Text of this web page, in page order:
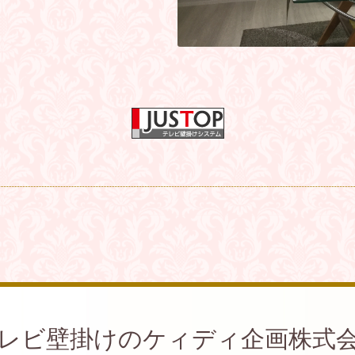
ビ壁掛けのケィディ企画株式